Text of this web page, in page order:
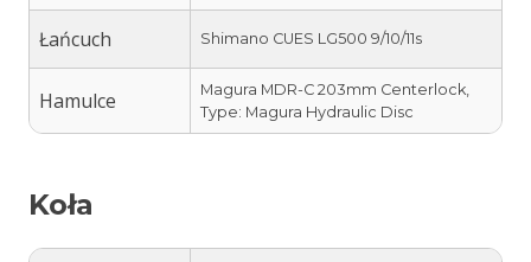
Łańcuch Shimano CUES LG500 9/10/11s
Hamulce
Magura MDR-C 203mm Centerlock,
Type: Magura Hydraulic Disc
Koła